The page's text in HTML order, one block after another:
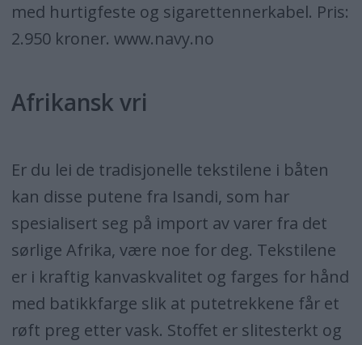
med hurtigfeste og sigarettennerkabel. Pris:
2.950 kroner. www.navy.no
Afrikansk vri
Er du lei de tradisjonelle tekstilene i båten
kan disse putene fra Isandi, som har
spesialisert seg på import av varer fra det
sørlige Afrika, være noe for deg. Tekstilene
er i kraftig kanvaskvalitet og farges for hånd
med batikkfarge slik at putetrekkene får et
røft preg etter vask. Stoffet er slitesterkt og